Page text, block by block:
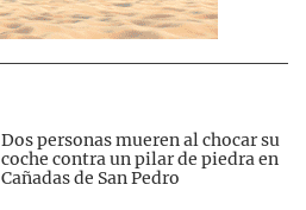
Dos personas mueren al chocar su
coche contra un pilar de piedra en
Cañadas de San Pedro